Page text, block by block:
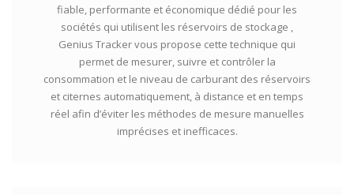
fiable, performante et économique dédié pour les
sociétés qui utilisent les réservoirs de stockage ,
Genius Tracker vous propose cette technique qui
permet de mesurer, suivre et contrôler la
consommation et le niveau de carburant des réservoirs
et citernes automatiquement, à distance et en temps
réel afin d’éviter les méthodes de mesure manuelles
imprécises et inefficaces.